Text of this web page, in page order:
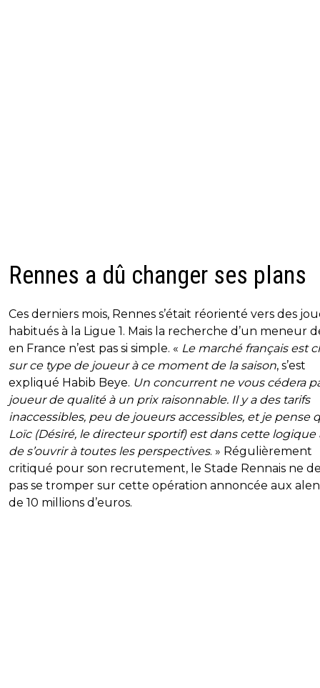
Rennes a dû changer ses plans
Ces derniers mois, Rennes s’était réorienté vers des
habitués à la Ligue 1. Mais la recherche d’un meneur
en France n’est pas si simple. « Le marché français est
sur ce type de joueur à ce moment de la saison, s’est
expliqué Habib Beye. Un concurrent ne vous cédera
joueur de qualité à un prix raisonnable. Il y a des tarifs
inaccessibles, peu de joueurs accessibles, et je pense
Loïc (Désiré, le directeur sportif) est dans cette logique
de s’ouvrir à toutes les perspectives. » Régulièrement
critiqué pour son recrutement, le Stade Rennais ne
pas se tromper sur cette opération annoncée aux
de 10 millions d’euros.